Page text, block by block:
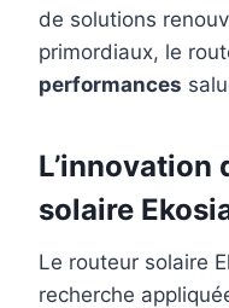
de solutions
primordiaux, le
performances
L’innovation
solaire
Le routeur solaire
recherche